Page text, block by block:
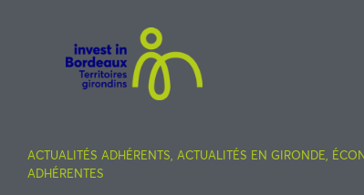
ACTUALITÉS ADHÉRENTS, ACTUALITÉS EN GIRONDE,
ADHÉRENTES